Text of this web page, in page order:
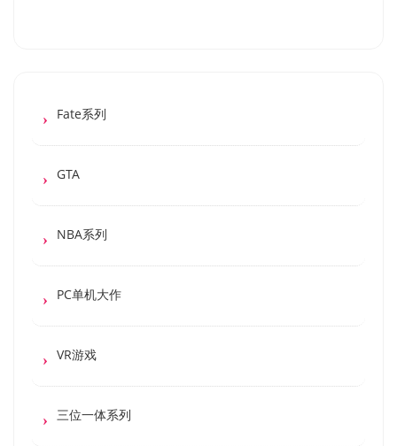
Fate系列
GTA
NBA系列
PC单机大作
VR游戏
三位一体系列